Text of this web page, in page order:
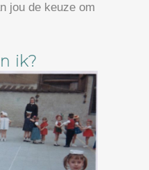
jou de keuze om
ik?